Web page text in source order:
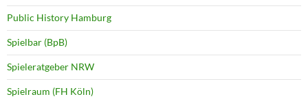
Public History Hamburg
Spielbar (BpB)
Spieleratgeber NRW
Spielraum (FH Köln)